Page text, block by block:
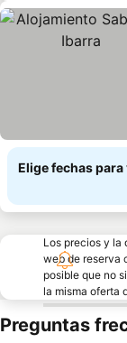
Elige fechas
Los precios y la
web de reserva
posible que no
la misma oferta
Preguntas